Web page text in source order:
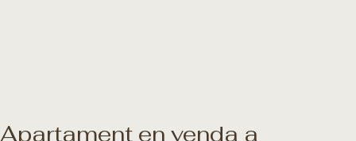
Apartament en venda a